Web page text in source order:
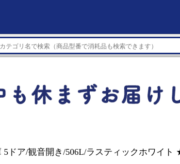
5ドア/観音開き/506L/ラスティックホワイト